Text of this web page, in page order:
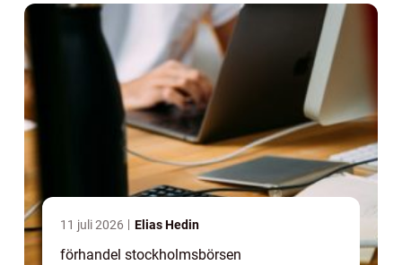
utforskar vi och förd...
11 juli 2026 Elias Hedin
förhandel stockholmsbörsen